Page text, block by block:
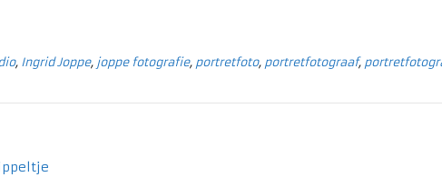
, Ingrid Joppe, joppe fotografie, portretfoto, portretfotograaf,